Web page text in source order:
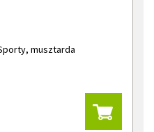
musztarda